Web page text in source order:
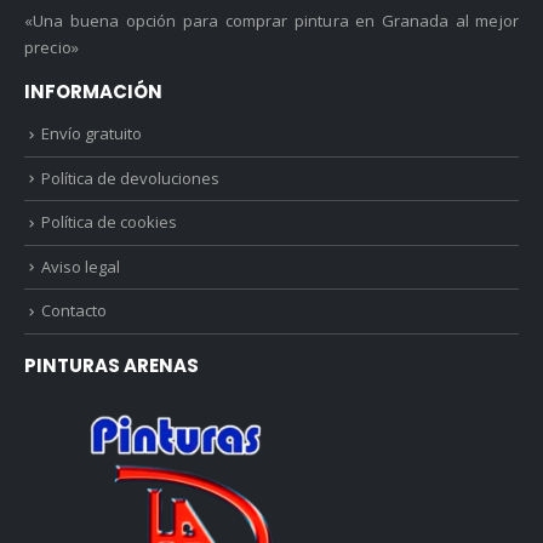
«Una buena opción para comprar pintura en Granada al mejor
precio»
INFORMACIÓN
Envío gratuito
Política de devoluciones
Política de cookies
Aviso legal
Contacto
PINTURAS ARENAS